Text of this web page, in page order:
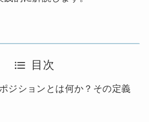
目次
ジションとは何か？その定義